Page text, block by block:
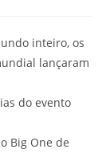
inteiro, os
lançaram
do evento
Big One de